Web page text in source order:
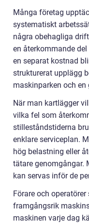
Många företag
systematiskt
några obehagliga
en återkommande
en separat kostnad
strukturerat upplägg
maskinparken och
När man kartlägger
vilka fel som
stilleståndstiderna
enklare serviceplan.
hög belastning eller
tätare genomgångar.
kan servas inför de
Förare och
framgångsrik
maskinen varje dag